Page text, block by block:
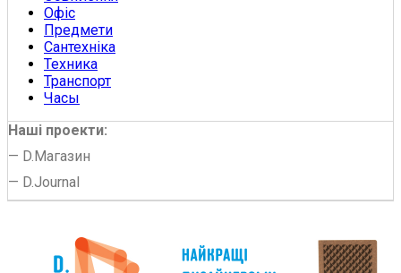
Офіс
Предмети
Сантехніка
Техника
Транспорт
Часы
Наші проекти:
— D.Магазин
— D.Journal